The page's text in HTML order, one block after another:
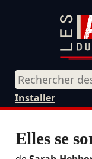
Installer
Elles se